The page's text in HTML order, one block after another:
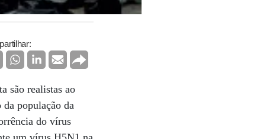
são realistas ao
população da
do vírus